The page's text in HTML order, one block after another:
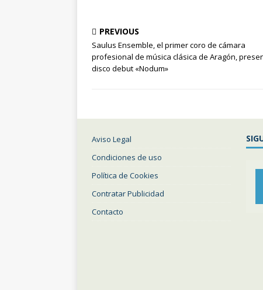
PREVIOUS
Saulus Ensemble, el primer coro de cámara
profesional de música clásica de Aragón,
disco debut «Nodum»
Aviso Legal
Condiciones de uso
Política de Cookies
Contratar Publicidad
Contacto